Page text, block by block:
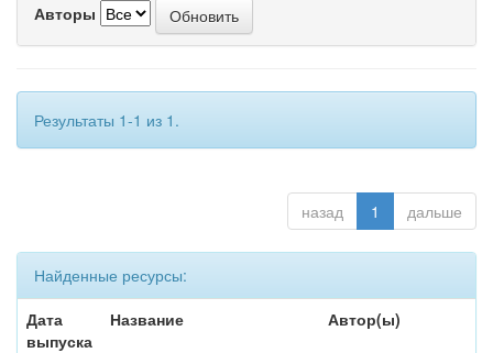
Авторы
Результаты 1-1 из 1.
назад 1 дальше
Найденные ресурсы:
Дата
выпуска
Название Автор(ы)